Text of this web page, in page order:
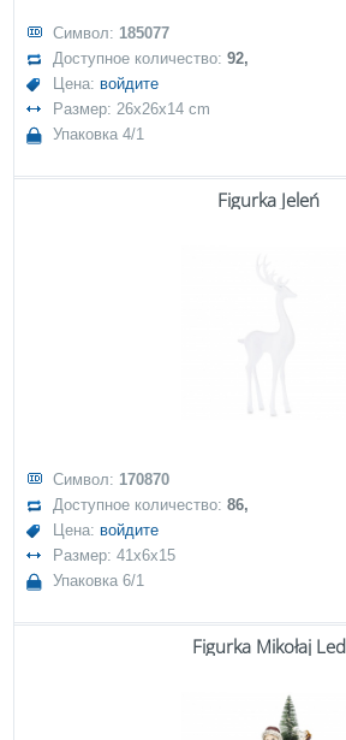
Символ: 185077
Доступное количество:92,
Цена: войдите
Размер: 26x26x14 cm
Упаковка 4/1
Figurka Jeleń
Символ: 170870
Доступное количество:86,
Цена: войдите
Размер: 41x6x15
Упаковка 6/1
Figurka Mikołaj Led